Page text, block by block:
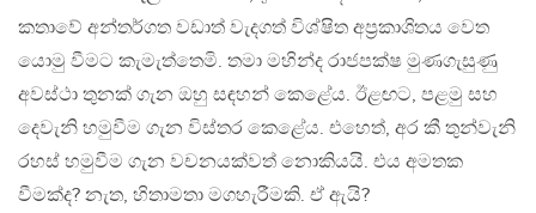
කතාවේ අන්තර්ගත වඩාත් වැදගත් විශ්ෂිත අප‍්‍රකාශිතය වෙත
යොමු වීමට කැමැත්තෙමි. තමා මහින්ද රාජපක්ෂ මුණගැසුණු
අවස්ථා තුනක් ගැන ඔහු සඳහන් කෙළේය. ඊළඟට, පළමු සහ
දෙවැනි හමුවීම ගැන විස්තර කෙළේය. එහෙත්, අර කී තුන්වැනි
රහස් හමුවීම ගැන වචනයක්වත් නොකියයි. එය අමතක
වීමක්ද? නැත, හිතාමතා මගහැරීමකි. ඒ ඇයි?